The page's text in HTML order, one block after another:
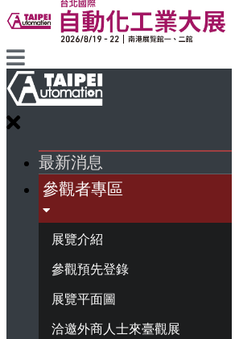
最新消息
參觀者專區
展覽介紹
參觀預先登錄
展覽平面圖
洽邀外商人士來臺觀展